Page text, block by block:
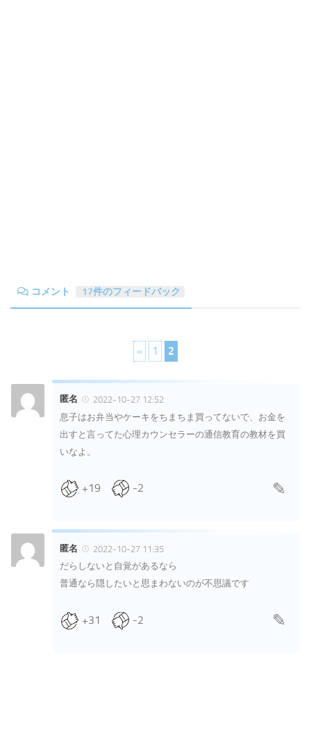
コメント 17件のフィードバック
« 1 2
匿名
2022-10-27 12:52
息子はお弁当やケーキをちまちま買ってないで、お金を
出すと言ってた心理カウンセラーの通信教育の教材を買
いなよ。
+19 -2
匿名
2022-10-27 11:35
だらしないと自覚があるなら
普通なら隠したいと思まわないのが不思議です
+31 -2